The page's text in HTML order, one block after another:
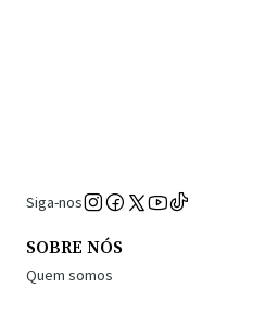
Siga-nos
SOBRE NÓS
Quem somos